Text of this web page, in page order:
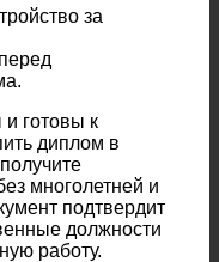
за
готовы к
диплом в
многолетней и
подтвердит
должности
работу.